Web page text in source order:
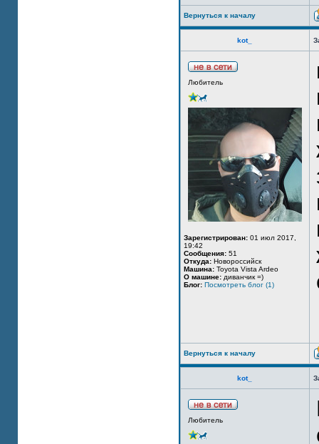
Вернуться к началу
kot_
Любитель
Зарегистрирован: 01 июл 2017,
19:42
Сообщения: 51
Откуда: Новороссийск
Машина: Toyota Vista Ardeo
О машине: диванчик =)
Блог: Посмотреть блог (1)
Вернуться к началу
kot_
Любитель